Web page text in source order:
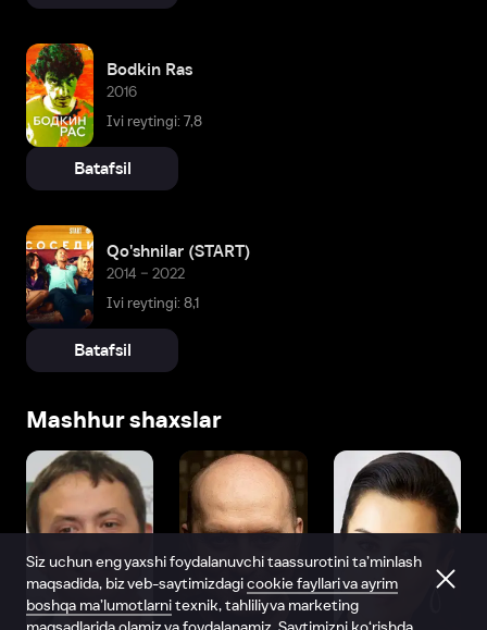
Bodkin Ras
2016
Ivi reytingi: 7,8
Batafsil
Qo'shnilar (START)
2014 – 2022
Ivi reytingi: 8,1
Batafsil
Mashhur shaxslar
Siz uchun eng yaxshi foydalanuvchi taassurotini ta’minlash
maqsadida, biz veb-saytimizdagicookie fayllari va ayrim
boshqa ma’lumotlarnitexnik, tahliliy va marketing